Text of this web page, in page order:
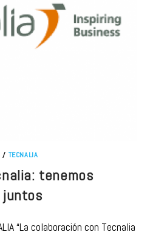
/ TECNALIA
tenemos
juntos
“La colaboración con Tecnalia